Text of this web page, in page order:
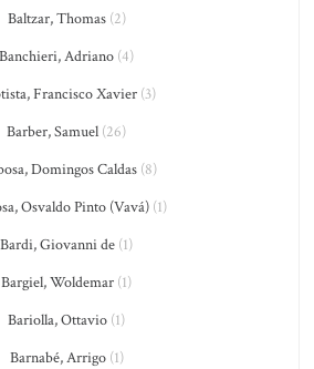
Baltzar, Thomas(2)
Banchieri, Adriano (4)
Francisco Xavier(3)
Barber, Samuel (26)
Domingos Caldas (8)
Osvaldo Pinto (Vavá) (1)
Bardi, Giovanni de (1)
Bargiel, Woldemar (1)
Bariolla, Ottavio (1)
Barnabé, Arrigo(1)